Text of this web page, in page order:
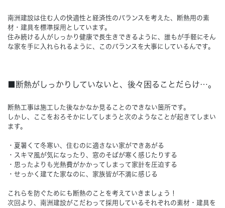
南洲建設は住む人の快適性と経済性のバランスを考えた、断熱用の素
材・建具を標準採用としています。
住み続ける人がしっかり健康で長生きできるように、誰もが手軽にそん
な家を手に入れられるように、このバランスを大事にしているんです。
■断熱がしっかりしていないと、後々困ることだらけ…。
断熱工事は施工した後なかなか見ることのできない箇所です。
しかし、ここをおろそかにしてしまうと次のようなことが起きてしまい
ます。
・夏暑くて冬寒い、住むのに適さない家ができあがる
・スキマ風が気になったり、窓のそばが寒く感じたりする
・思ったよりも光熱費がかかってしまって家計を圧迫する
・せっかく建てた家なのに、家族皆が不満に感じる
これらを防ぐためにも断熱のことを考えていきましょう！
次回より、南洲建設がこだわって採用しているそれぞれの素材・建具を